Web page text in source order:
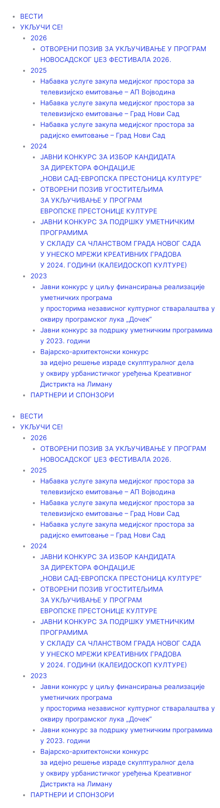
садржај
ВЕСТИ
УКЉУЧИ СЕ!
2026
ОТВОРЕНИ ПОЗИВ ЗА УКЉУЧИВАЊЕ У ПРОГРАМ
НОВОСАДСКОГ ЏЕЗ ФЕСТИВАЛА 2026.
2025
Набавка услуге закупа медијског простора за
телевизијско емитовање – АП Војводинa
Набавка услуге закупа медијског простора за
телевизијско емитовање – Град Нови Сад
Набавка услуге закупа медијског простора за
радијско емитовање – Град Нови Сад
2024
ЈАВНИ КОНКУРС ЗА ИЗБОР КАНДИДАТА
ЗА ДИРЕКТОРА ФОНДАЦИЈЕ
„НОВИ САД-ЕВРОПСКА ПРЕСТОНИЦА КУЛТУРЕ“
ОТВОРЕНИ ПОЗИВ УГОСТИТЕЉИМА
ЗА УКЉУЧИВАЊЕ У ПРОГРАМ
ЕВРОПСКЕ ПРЕСТОНИЦЕ КУЛТУРЕ
ЈАВНИ КОНКУРС ЗА ПОДРШКУ УМЕТНИЧКИМ
ПРОГРАМИМА
У СКЛАДУ СА ЧЛАНСТВОМ ГРАДА НОВОГ САДА
У УНЕСКО МРЕЖИ КРЕАТИВНИХ ГРАДОВА
У 2024. ГОДИНИ (КАЛЕИДОСКОП КУЛТУРЕ)
2023
Јавни конкурс у циљу финансирања реализације
уметничких програма
у просторима независног културног стваралаштва у
оквиру програмског лука „Дочек”
Јавни конкурс за подршку уметничким програмима
у 2023. години
Вајарско-архитектонски конкурс
за идејно решење израде скулптуралног дела
у оквиру урбанистичког уређења Креативног
Дистрикта на Лиману
ПАРТНЕРИ И СПОНЗОРИ
ВЕСТИ
УКЉУЧИ СЕ!
2026
ОТВОРЕНИ ПОЗИВ ЗА УКЉУЧИВАЊЕ У ПРОГРАМ
НОВОСАДСКОГ ЏЕЗ ФЕСТИВАЛА 2026.
2025
Набавка услуге закупа медијског простора за
телевизијско емитовање – АП Војводинa
Набавка услуге закупа медијског простора за
телевизијско емитовање – Град Нови Сад
Набавка услуге закупа медијског простора за
радијско емитовање – Град Нови Сад
2024
ЈАВНИ КОНКУРС ЗА ИЗБОР КАНДИДАТА
ЗА ДИРЕКТОРА ФОНДАЦИЈЕ
„НОВИ САД-ЕВРОПСКА ПРЕСТОНИЦА КУЛТУРЕ“
ОТВОРЕНИ ПОЗИВ УГОСТИТЕЉИМА
ЗА УКЉУЧИВАЊЕ У ПРОГРАМ
ЕВРОПСКЕ ПРЕСТОНИЦЕ КУЛТУРЕ
ЈАВНИ КОНКУРС ЗА ПОДРШКУ УМЕТНИЧКИМ
ПРОГРАМИМА
У СКЛАДУ СА ЧЛАНСТВОМ ГРАДА НОВОГ САДА
У УНЕСКО МРЕЖИ КРЕАТИВНИХ ГРАДОВА
У 2024. ГОДИНИ (КАЛЕИДОСКОП КУЛТУРЕ)
2023
Јавни конкурс у циљу финансирања реализације
уметничких програма
у просторима независног културног стваралаштва у
оквиру програмског лука „Дочек”
Јавни конкурс за подршку уметничким програмима
у 2023. години
Вајарско-архитектонски конкурс
за идејно решење израде скулптуралног дела
у оквиру урбанистичког уређења Креативног
Дистрикта на Лиману
ПАРТНЕРИ И СПОНЗОРИ